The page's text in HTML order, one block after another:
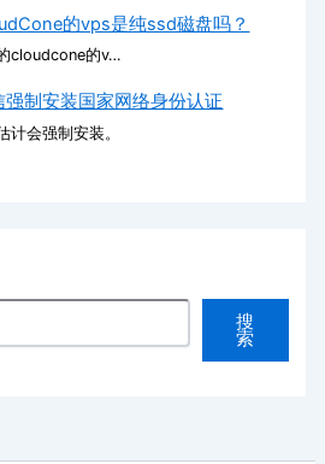
的vps是纯ssd磁盘吗？
cloudcone的v…
强制安装国家网络身份认证
计会强制安装。
搜
索